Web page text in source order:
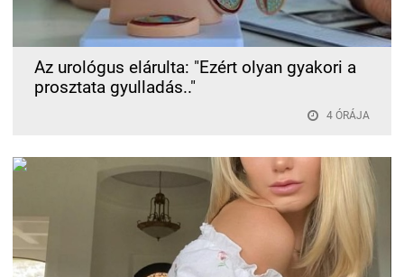
Az urológus elárulta: "Ezért olyan gyakori a
prosztata gyulladás.."
4 ÓRÁJA